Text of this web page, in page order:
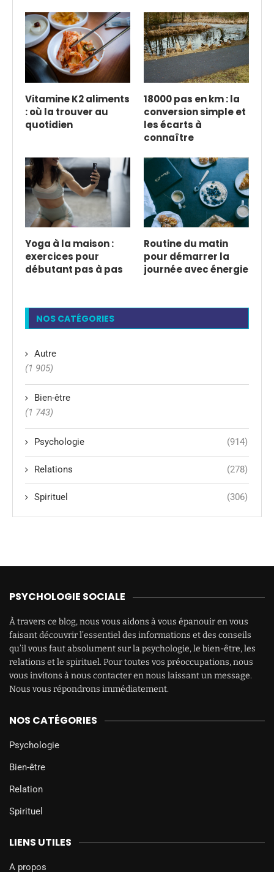
Vitamine K2 aliments
: où la trouver au
quotidien
18000 pas en km : la
conversion simple et
les écarts à
connaître
Yoga à la maison :
exercices pour
débutant pas à pas
Routine du matin
pour démarrer la
journée avec énergie
NOS CATÉGORIES
Autre
(1 905)
Bien-être
(1 743)
Psychologie (914)
Relations (278)
Spirituel (306)
PSYCHOLOGIE SOCIALE
À travers ce blog, nous vous aidons à vous épanouir en vous
faisant découvrir l’essentiel des informations et des conseils
qu’il vous faut absolument sur la psychologie, le bien-être, les
relations et le spirituel. Pour toutes vos préoccupations, nous
vous invitons à nous contacter en nous laissant un message.
Nous vous répondrons immédiatement.
NOS CATÉGORIES
Psychologie
Bien-être
Relation
Spirituel
LIENS UTILES
A propos